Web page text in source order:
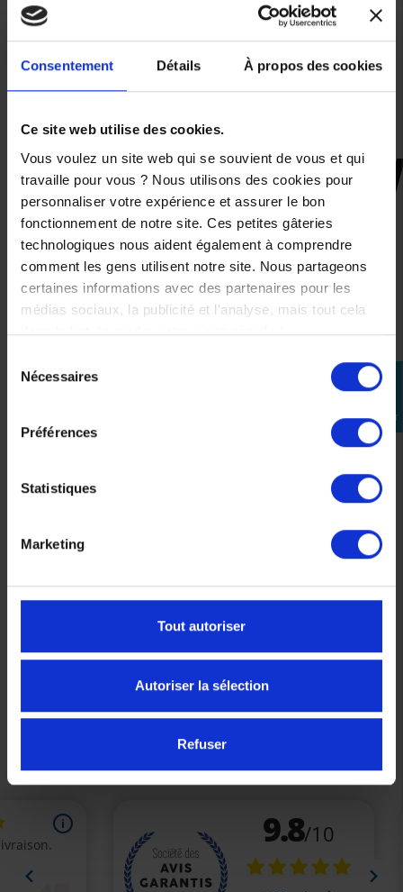
Consentement Détails À propos des cookies
Ce site web utilise des cookies.
Vous voulez un site web qui se souvient de vous et qui
travaille pour vous ? Nous utilisons des cookies pour
personnaliser votre expérience et assurer le bon
fonctionnement de notre site. Ces petites gâteries
technologiques nous aident également à comprendre
comment les gens utilisent notre site. Nous partageons
certaines informations avec des partenaires pour les
médias sociaux, la publicité et l'analyse, mais tout cela
dans le but de rendre votre visite géniale !
Nécessaires
Préférences
Statistiques
Marketing
Tout autoriser
Autoriser la sélection
Refuser
perm_identity
connecter
Compatible :
- EXO-491
- EXO-510
- EXO-1200
CES PRODUITS SONT
SUSCEPTIBLES DE VOUS
INTÉRESSER
-11,7%
49,90 € -11,7% 44,06 €